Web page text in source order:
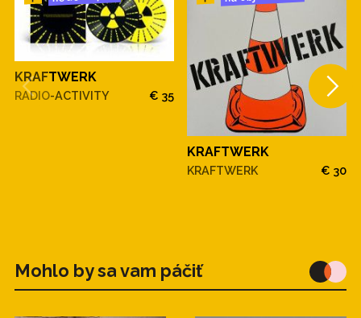
KRAFTWERK
RADIO-ACTIVITY € 35
KRAFTWERK
KRAFTWERK € 30
Mohlo by sa vam páčiť